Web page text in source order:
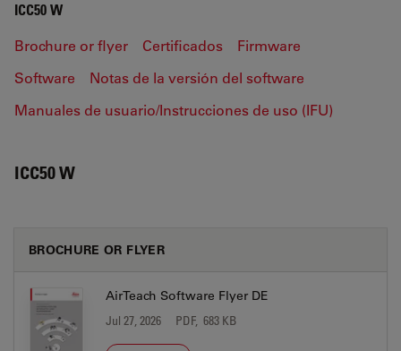
ICC50 W
Brochure or flyer Certificados
Firmware
Software
Notas de la versión del software
Manuales de usuario/Instrucciones de uso (IFU)
ICC50 W
BROCHURE OR FLYER
AirTeach Software Flyer DE
Jul 27, 2026 PDF, 683 KB